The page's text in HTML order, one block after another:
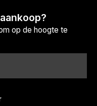
op de hoogte te